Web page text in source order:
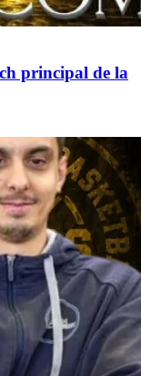
principal de la